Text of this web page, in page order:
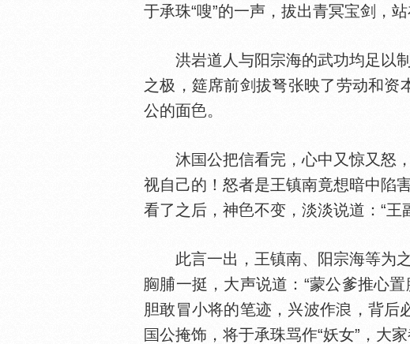
于承珠“嗖”的一声，拔出青冥宝剑，
洪岩道人与阳宗海的武功均足以制
之极，筵席前剑拔弩张映了劳动和
公的面
。
沐
公把信看完，心中又惊又怒
视自己的！怒者是王镇南竟想暗中陷
看了之后，神
不变，淡淡说道：“
此言一出，王镇南、阳宗海等为
脯一挺，大声说道：“蒙公爹推心
胆敢冒小将的笔迹，兴波作
，背
公掩饰，将于承珠骂作“妖女”，大